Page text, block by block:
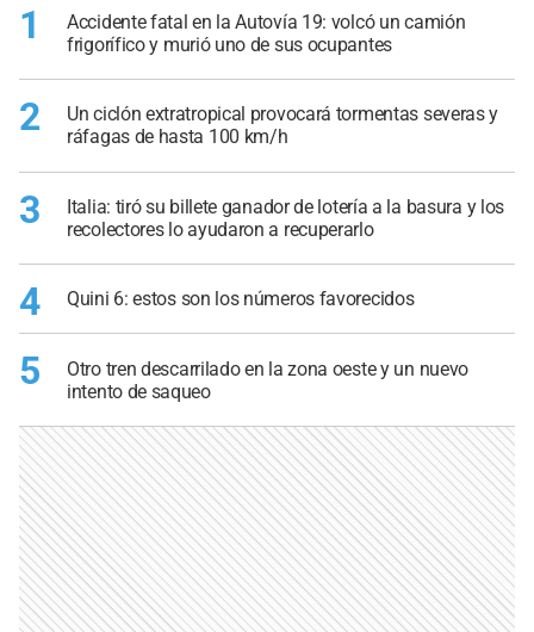
1
Accidente fatal en la Autovía 19: volcó un camión
frigorífico y murió uno de sus ocupantes
2
Un ciclón extratropical provocará tormentas severas y
ráfagas de hasta 100 km/h
3
Italia: tiró su billete ganador de lotería a la basura y los
recolectores lo ayudaron a recuperarlo
4 Quini 6: estos son los números favorecidos
5
Otro tren descarrilado en la zona oeste y un nuevo
intento de saqueo